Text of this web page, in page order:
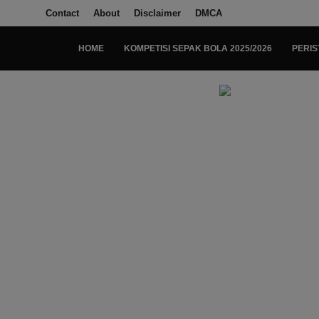
Contact About Disclaimer DMCA
HOME KOMPETISI SEPAK BOLA 2025/2026